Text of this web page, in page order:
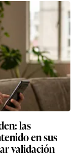
las
en sus
validación